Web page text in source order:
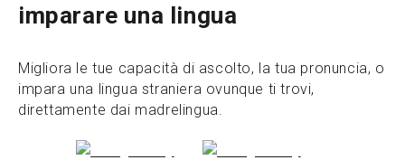
imparare una lingua
Migliora le tue capacità di ascolto, la tua pronuncia, o
impara una lingua straniera ovunque ti trovi,
direttamente dai madrelingua.